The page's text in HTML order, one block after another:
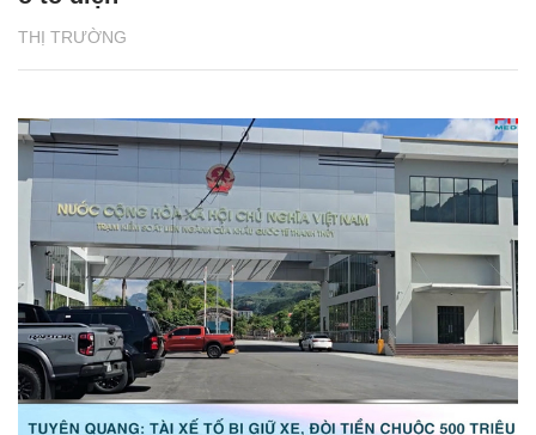
THỊ TRƯỜNG